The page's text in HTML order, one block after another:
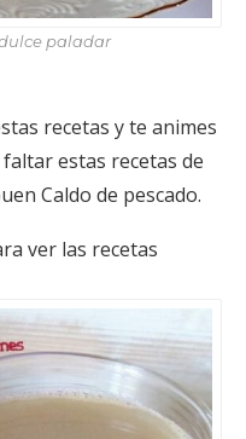
paladar
recetas y te animes
estas recetas de
Caldo de pescado.
ver las recetas